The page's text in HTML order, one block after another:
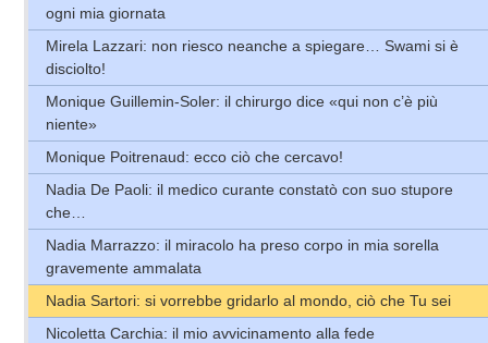
ogni mia giornata
Mirela Lazzari: non riesco neanche a spiegare… Swami si è
disciolto!
Monique Guillemin-Soler: il chirurgo dice «qui non c’è più
niente»
Monique Poitrenaud: ecco ciò che cercavo!
Nadia De Paoli: il medico curante constatò con suo stupore
che…
Nadia Marrazzo: il miracolo ha preso corpo in mia sorella
gravemente ammalata
Nadia Sartori: si vorrebbe gridarlo al mondo, ciò che Tu sei
Nicoletta Carchia: il mio avvicinamento alla fede